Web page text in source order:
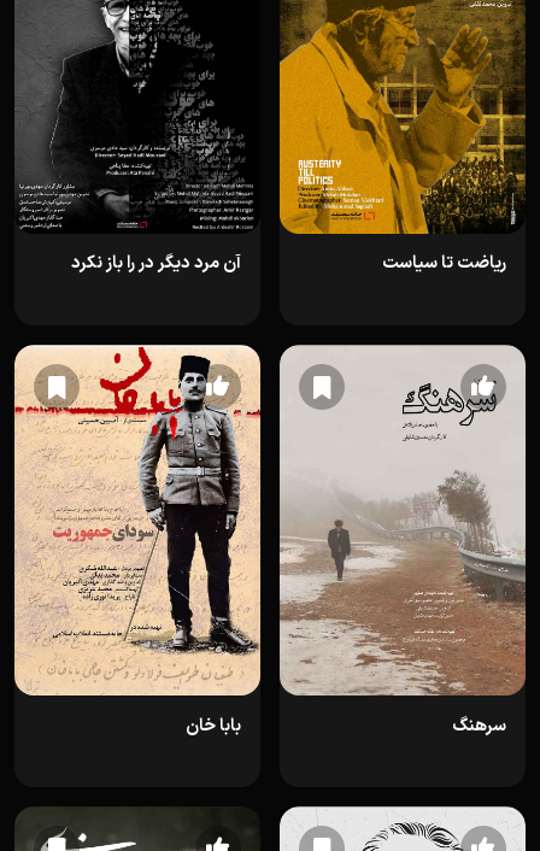
ریاضت تا سیاست آن مرد دیگر در را باز نکرد
سرهنگ بابا خان